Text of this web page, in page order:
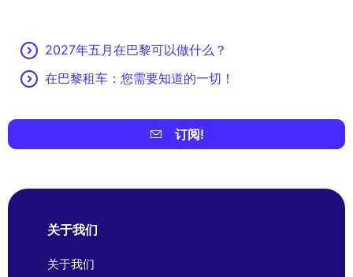
2027年五月在巴黎可以做什么？
在巴黎租车：您需要知道的一切！
订阅!
关于我们
关于我们